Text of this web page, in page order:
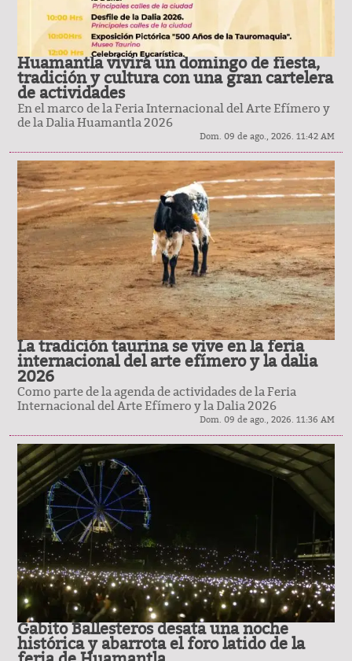
Huamantla vivirá un domingo de fiesta,
tradición y cultura con una gran cartelera
de actividades
En el marco de la Feria Internacional del Arte Efímero y
de la Dalia Huamantla 2026
Dom. 09 de ago., 2026. 11:42 AM
La tradición taurina se vive en la feria
internacional del arte efímero y la dalia
2026
Como parte de la agenda de actividades de la Feria
Internacional del Arte Efímero y la Dalia 2026
Dom. 09 de ago., 2026. 11:36 AM
Gabito Ballesteros desata una noche
histórica y abarrota el foro latido de la